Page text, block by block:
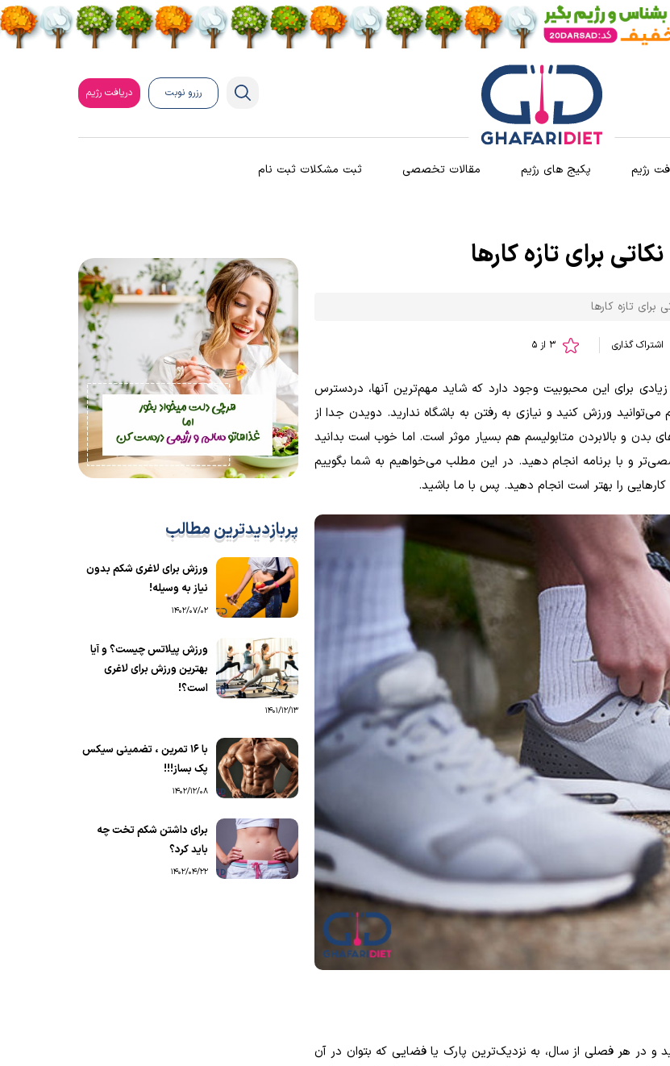
رزرو نوبت دریافت رژیم
رژیم پکیج های رژیم مقالات تخصصی ثبت مشکلات ثبت نام
برای تازه کارها
برای تازه کارها
اشتراک گذاری
برای این محبوبیت وجود دارد که شاید مهم‌ترین آنها، دردسترس
ورزش کنید و نیازی به رفتن به باشگاه ندارید. دویدن جدا از
بدن و بالابردن متابولیسم هم بسیار موثر است. اما خوب است بدانید
و با برنامه انجام دهید. در این مطلب می‌خواهیم به شما بگوییم
را بهتر است انجام دهید. پس با ما باشید.
هر فصلی از سال، به نزدیک‌ترین پارک یا فضایی که بتوان در آن
پربازدیدترین مطالب
ورزش برای لاغری شکم بدون
نیاز به وسیله!
1402/07/02
ورزش پیلاتس چیست؟ و آیا
بهترین ورزش برای لاغری
است؟!
1401/12/13
با ۱۶ تمرین ، تضمینی سیکس
پک بساز!!!
1402/12/08
برای داشتن شکم تخت چه
باید کرد؟
1402/04/22